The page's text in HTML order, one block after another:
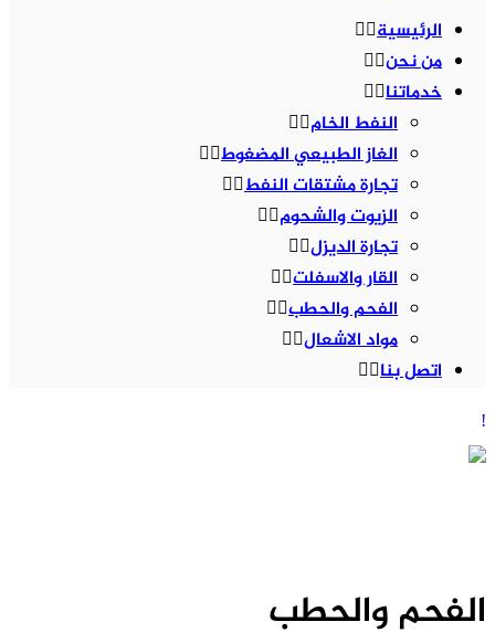
الرئيسية
من نحن
خدماتنا
النفط الخام
الغاز الطبيعي المضغوط
تجارة مشتقات النفط
الزيوت والشحوم
تجارة الديزل
القار والاسفلت
الفحم والحطب
مواد الاشعال
اتصل بنا
الفحم والحطب